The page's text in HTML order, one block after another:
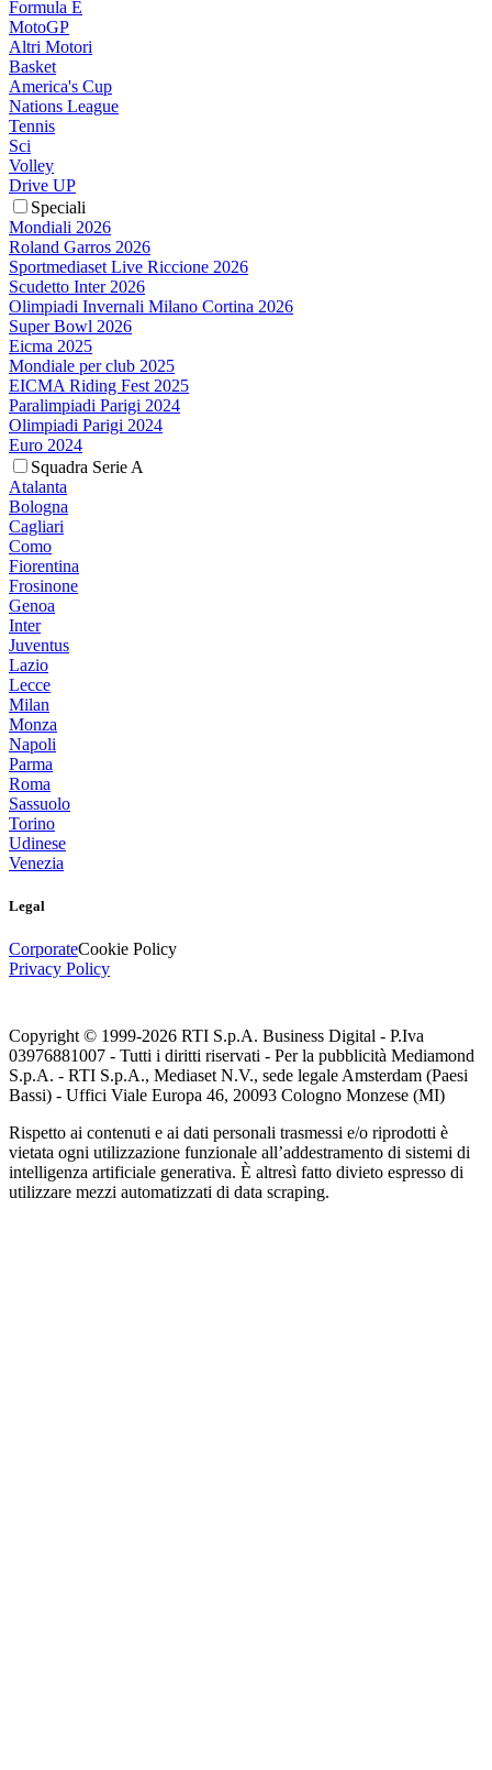
Formula E
MotoGP
Altri Motori
Basket
America's Cup
Nations League
Tennis
Sci
Volley
Drive UP
Speciali
Mondiali 2026
Roland Garros 2026
Sportmediaset Live Riccione 2026
Scudetto Inter 2026
Olimpiadi Invernali Milano Cortina 2026
Super Bowl 2026
Eicma 2025
Mondiale per club 2025
EICMA Riding Fest 2025
Paralimpiadi Parigi 2024
Olimpiadi Parigi 2024
Euro 2024
Squadra Serie A
Atalanta
Bologna
Cagliari
Como
Fiorentina
Frosinone
Genoa
Inter
Juventus
Lazio
Lecce
Milan
Monza
Napoli
Parma
Roma
Sassuolo
Torino
Udinese
Venezia
Legal
CorporateCookie Policy
Privacy Policy
Copyright © 1999-2026 RTI S.p.A. Business Digital - P.Iva
03976881007 - Tutti i diritti riservati - Per la pubblicità Mediamond
S.p.A. - RTI S.p.A., Mediaset N.V., sede legale Amsterdam (Paesi
Bassi) - Uffici Viale Europa 46, 20093 Cologno Monzese (MI)
Rispetto ai contenuti e ai dati personali trasmessi e/o riprodotti è
vietata ogni utilizzazione funzionale all’addestramento di sistemi di
intelligenza artificiale generativa. È altresì fatto divieto espresso di
utilizzare mezzi automatizzati di data scraping.